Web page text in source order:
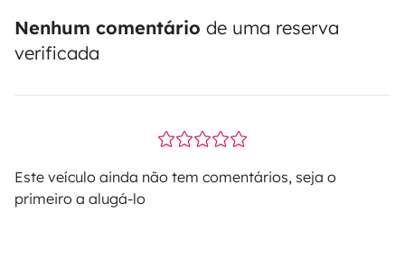
Nenhum comentário de uma reserva
verificada
Este veículo ainda não tem comentários, seja o
primeiro a alugá-lo